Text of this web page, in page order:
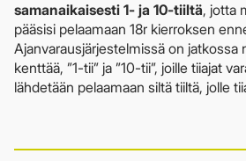
samanaikaisesti 1- ja 10-tiiltä, jotta
pääsisi pelaamaan 18r kierroksen
Ajanvarausjärjestelmissä on jatkossa
kenttää, ”1-tii” ja ”10-tii”, joille tiiajat
lähdetään pelaamaan siltä tiiltä, jolle